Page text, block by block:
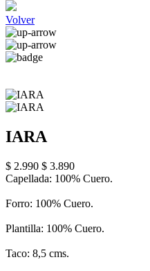
Volver
IARA
$ 2.990 $ 3.890
Capellada: 100% Cuero.
Forro: 100% Cuero.
Plantilla: 100% Cuero.
Taco: 8,5 cms.